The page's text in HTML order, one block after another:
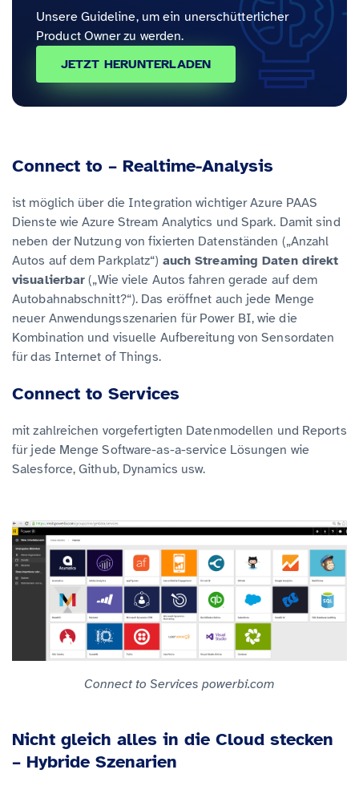
Unsere Guideline, um ein unerschütterlicher
Product Owner zu werden.
JETZT HERUNTERLADEN
Connect to – Realtime-Analysis
ist möglich über die Integration wichtiger Azure PAAS
Dienste wie Azure Stream Analytics und Spark. Damit sind
neben der Nutzung von fixierten Datenständen („Anzahl
Autos auf dem Parkplatz“) auch Streaming Daten direkt
visualierbar („Wie viele Autos fahren gerade auf dem
Autobahnabschnitt?“). Das eröffnet auch jede Menge
neuer Anwendungsszenarien für Power BI, wie die
Kombination und visuelle Aufbereitung von Sensordaten
für das Internet of Things.
Connect to Services
mit zahlreichen vorgefertigten Datenmodellen und Reports
für jede Menge Software-as-a-service Lösungen wie
Salesforce, Github, Dynamics usw.
Connect to Services powerbi.com
Nicht gleich alles in die Cloud stecken
– Hybride Szenarien